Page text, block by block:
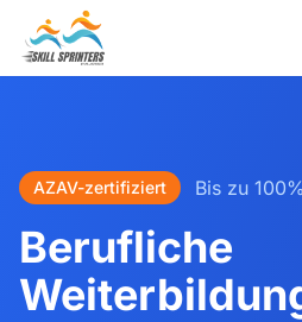
AZAV-zertifiziert Bis zu
Berufliche